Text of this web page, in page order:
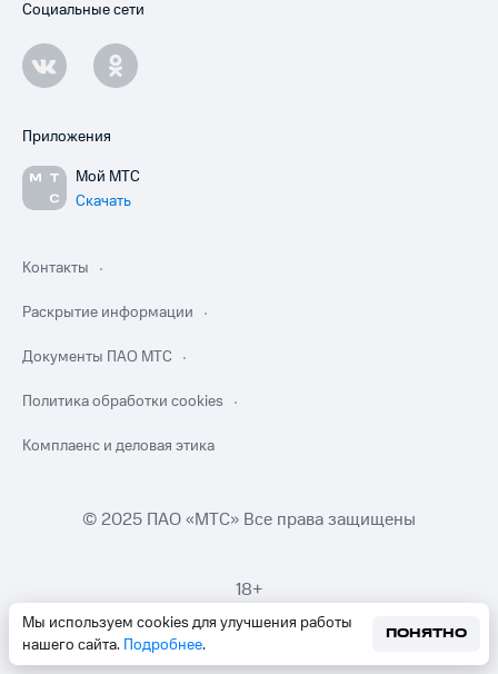
Мы используем cookies для улучшения работы
нашего сайта. Подробнее.
ПОНЯТНО
Социальные сети
Приложения
Мой МТС
Скачать
Контакты
Раскрытие информации
Документы ПАО МТС
Политика обработки cookies
Комплаенс и деловая этика
© 2025 ПАО «МТС» Все права защищены
18+